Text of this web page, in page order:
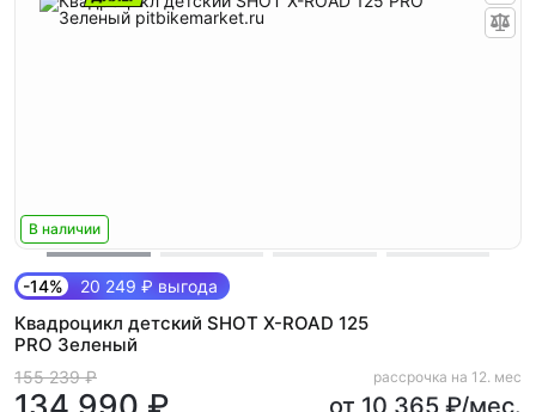
В наличии
-14% 20 249 ₽ выгода
Квадроцикл детский SHOT X-ROAD 125
PRO Зеленый
155 239 ₽ рассрочка на 12. мес
от 10 365 ₽/мес.